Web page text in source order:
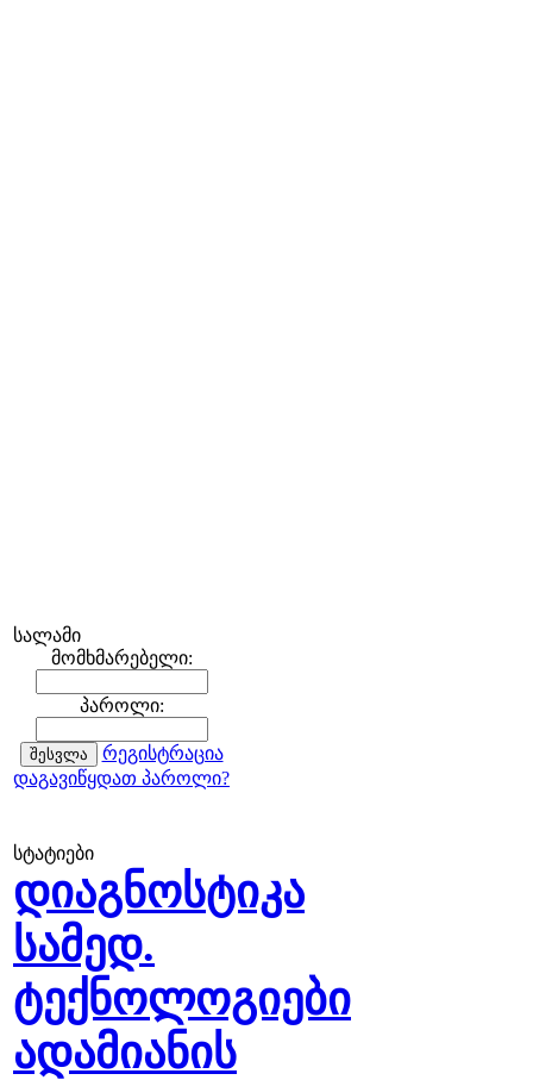
სალამი
მომხმარებელი:
პაროლი:
რეგისტრაცია
დაგავიწყდათ პაროლი?
სტატიები
დიაგნოსტიკა
სამედ.
ტექნოლოგიები
ადამიანის